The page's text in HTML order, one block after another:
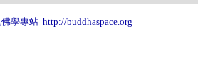
學專站 http://buddhaspace.org